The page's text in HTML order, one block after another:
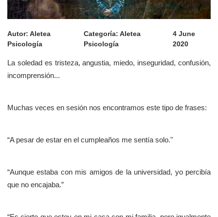
Autor: Aletea
Psicología
Categoría: Aletea
Psicología
4 June
2020
La soledad es tristeza, angustia, miedo, inseguridad, confusión,
incomprensión...
Muchas veces en sesión nos encontramos este tipo de frases:
“A pesar de estar en el cumpleaños me sentía solo."
“Aunque estaba con mis amigos de la universidad, yo percibía
que no encajaba.”